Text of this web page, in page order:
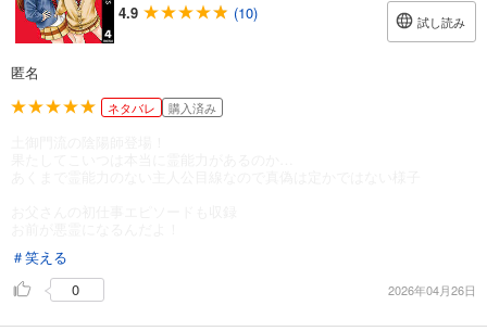
4.9
(10) 試し読み
匿名
ネタバレ 購入済み
＃笑える
0
2026年04月26日